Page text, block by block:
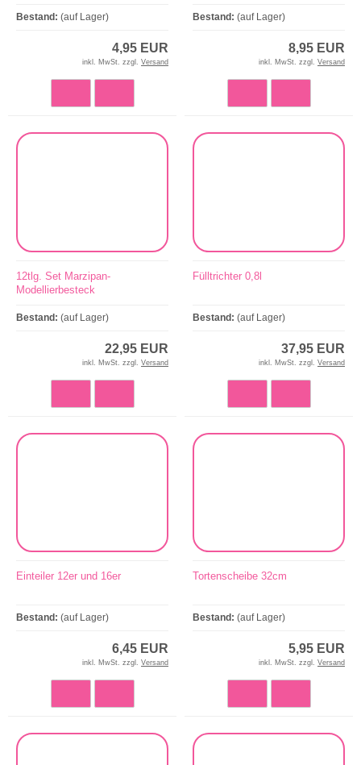
Bestand: (auf Lager)
4,95 EUR
inkl. MwSt. zzgl. Versand
Bestand: (auf Lager)
8,95 EUR
inkl. MwSt. zzgl. Versand
12tlg. Set Marzipan-
Modellierbesteck
Bestand: (auf Lager)
22,95 EUR
inkl. MwSt. zzgl. Versand
Fülltrichter 0,8l
Bestand: (auf Lager)
37,95 EUR
inkl. MwSt. zzgl. Versand
Einteiler 12er und 16er
Bestand: (auf Lager)
6,45 EUR
inkl. MwSt. zzgl. Versand
Tortenscheibe 32cm
Bestand: (auf Lager)
5,95 EUR
inkl. MwSt. zzgl. Versand